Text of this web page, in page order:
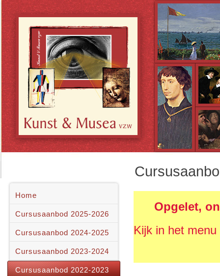
Opgelet,
Kijk in het
Home
Cursusaanbod 2025-2026
Cursusaanbod 2024-2025
Cursusaanbod 2023-2024
Cursusaanbod 2022-2023